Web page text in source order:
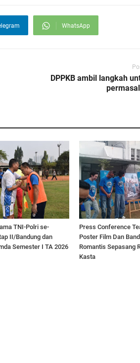
WhatsApp
DPPKB ambil langkah
TNI-Polri se-
II/Bandung dan
Semester I TA 2026
Press Conference
Poster Film Dan
Romantis Sepasang
Kasta